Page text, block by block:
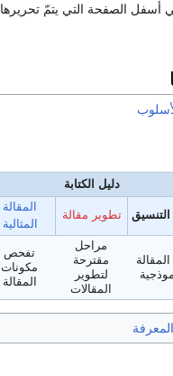
الصفحة التي يتمّ تحريرها.
دليل الكتابة
التنسيق تطوير مقالة
المقالة
المثالية
المقالة
مراحل
مقترحة
لتطوير
المقالات
تفحص
مكونات
المقالة